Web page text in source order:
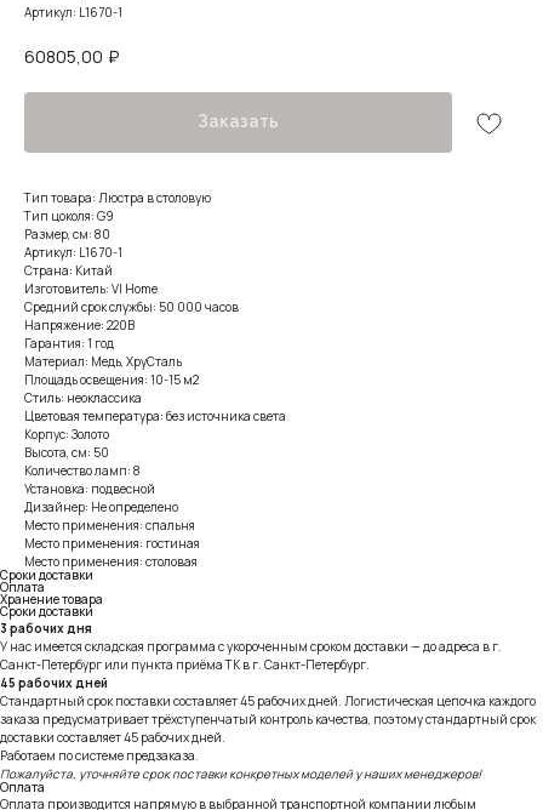
Артикул: L1670-1
60805,00 ₽
Заказать
Тип товара: Люстра в столовую
Тип цоколя: G9
Размер, см: 80
Артикул: L1670-1
Страна: Китай
Изготовитель: VI Home
Средний срок службы: 50 000 часов
Напряжение: 220В
Гарантия: 1 год
Материал: Медь, ХруСталь
Площадь освещения: 10-15 м2
Стиль: неоклассика
Цветовая температура: без источника света
Корпус: Золото
Высота, см: 50
Количество ламп: 8
Установка: подвесной
Дизайнер: Не определено
Место применения: спальня
Место применения: гостиная
Место применения: столовая
Сроки доставки
Оплата
Хранение товара
Сроки доставки
3 рабочих дня
У нас имеется складская программа с укороченным сроком доставки — до адреса в г.
Санкт-Петербург или пункта приёма ТК в г. Санкт-Петербург.
45 рабочих дней
Стандартный срок поставки составляет 45 рабочих дней. Логистическая цепочка каждого
заказа предусматривает трёхступенчатый контроль качества, поэтому стандартный срок
доставки составляет 45 рабочих дней.
Работаем по системе предзаказа.
Пожалуйста, уточняйте срок поставки конкретных моделей у наших менеджеров!
Оплата
Оплата производится напрямую в выбранной транспортной компании любым